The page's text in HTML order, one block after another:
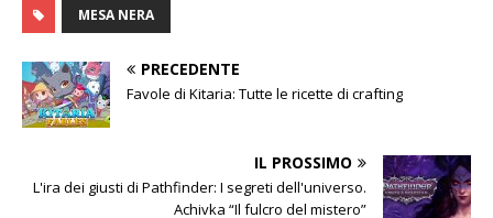
MESA NERA
PRECEDENTE
Favole di Kitaria: Tutte le ricette di crafting
IL PROSSIMO
L'ira dei giusti di Pathfinder: I segreti dell'universo.
Achivka “Il fulcro del mistero”